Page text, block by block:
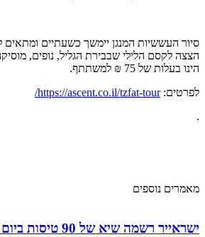
סיור העששיות המנגן יימשך כשעתיים ומתאים
הצצה לקסם הלילי שבבירת הגליל, נופים,
הינו בעלות של 75 ₪ למשתתף.
לפרטים:https://ascent.co.il/tzfat-tour/
.
מאמרים נוספים
ישראייר רשמה שיא של 90 טיסות ביום אחד